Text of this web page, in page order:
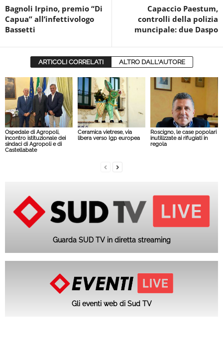
Bagnoli Irpino, premio “Di
Capua” all’infettivologo
Bassetti
Capaccio Paestum,
controlli della polizia
muncipale: due Daspo
ARTICOLI CORRELATI ALTRO DALL'AUTORE
Ospedale di Agropoli,
incontro istituzionale dei
sindaci di Agropoli e di
Castellabate
Ceramica vietrese, via
libera verso Igp europea
Roscigno, le case popolari
inutilizzate ai rifugiati in
regola
Guarda SUD TV in diretta streaming
Gli eventi web di Sud TV